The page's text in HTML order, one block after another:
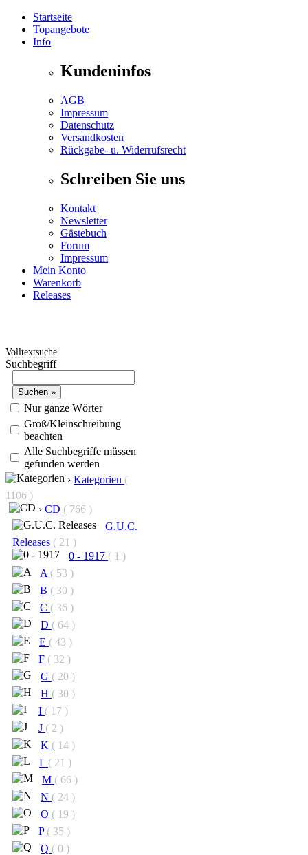
Startseite
Topangebote
Info
Kundeninfos
AGB
Impressum
Datenschutz
Versandkosten
Rückgabe- u. Widerrufsrecht
Schreiben Sie uns
Kontakt
Newsletter
Gästebuch
Forum
Impressum
Mein Konto
Warenkorb
Releases
Volltextsuche
Suchbegriff
Nur ganze Wörter
Groß/Kleinschreibung
beachten
Alle Suchbegriffe müssen
gefunden werden
› Kategorien (
1106 )
› CD ( 766 )
G.U.C.
Releases ( 21 )
0 - 1917 ( 1 )
A ( 53 )
B ( 30 )
C ( 36 )
D ( 64 )
E ( 43 )
F ( 32 )
G ( 20 )
H ( 30 )
I ( 17 )
J ( 2 )
K ( 14 )
L ( 21 )
M ( 66 )
N ( 24 )
O ( 19 )
P ( 35 )
Q ( 0 )